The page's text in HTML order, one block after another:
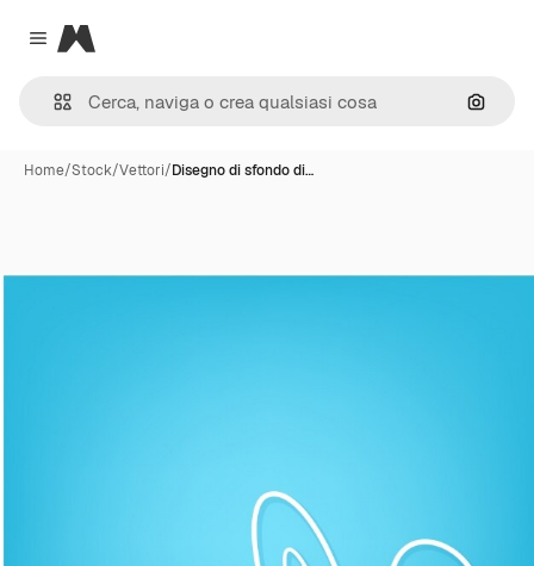
Close menu
Magnific
Cerca
Home/Stock/Vettori/Disegno di sfondo di…